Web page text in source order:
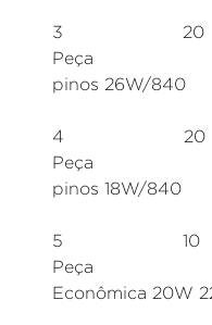
3
Peça
pinos 26W/840
4
Peça
pinos 18W/840
5
Peça
Econômica 20W